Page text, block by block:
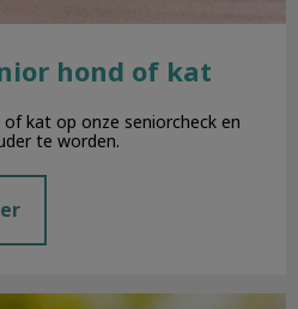
hond of kat
kat op onze seniorcheck en
te worden.